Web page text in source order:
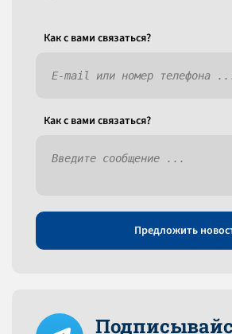
Как c вами связаться?
Как c вами связаться?
Предложить